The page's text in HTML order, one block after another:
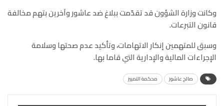
وكانت وزارة الشؤون قد تقدّمت ببلاغ ضد عاشور وآخرين بتهم مخالفة
قانون التبرعات.
وسبق للمتهمين إنكار الاتهامات، وتأكيد عدم صحتها وسلامة
الإجراءات المالية والإدارية التي قاما بها.
صالح عاشور محكمة التمييز